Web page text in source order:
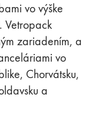
vo výške
Vetropack
zariadením, a
vo
Chorvátsku,
a